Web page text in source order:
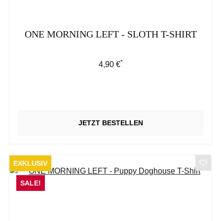
ONE MORNING LEFT - SLOTH T-SHIRT
Regulärer Preis:
4,90 €*
JETZT BESTELLEN
EXKLUSIV
SALE!